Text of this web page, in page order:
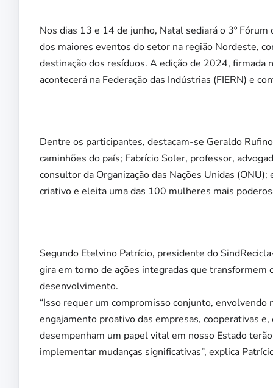
Nos dias 13 e 14 de junho, Natal sediará o 3º
dos maiores eventos do setor na região Nordeste,
destinação dos resíduos. A edição de 2024, firmada
acontecerá na Federação das Indústrias (FIERN) e
Dentre os participantes, destacam-se Geraldo
caminhões do país; Fabrício Soler, professor,
consultor da Organização das Nações Unidas
criativo e eleita uma das 100 mulheres mais
Segundo Etelvino Patrício, presidente do
gira em torno de ações integradas que
desenvolvimento.
“Isso requer um compromisso conjunto,
engajamento proativo das empresas, cooperativas
desempenham um papel vital em nosso Estado
implementar mudanças significativas”, explica